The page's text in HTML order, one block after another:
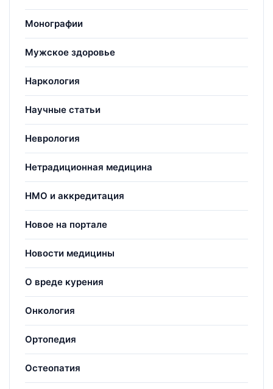
Монографии
Мужское здоровье
Наркология
Научные статьи
Неврология
Нетрадиционная медицина
НМО и аккредитация
Новое на портале
Новости медицины
О вреде курения
Онкология
Ортопедия
Остеопатия